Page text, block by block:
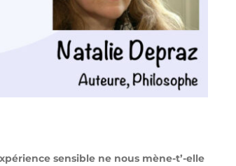
sensible ne nous mène-t’-elle